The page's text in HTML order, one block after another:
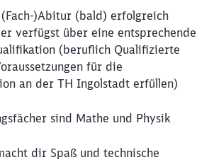
)Abitur (bald) erfolgreich
verfügst über eine entsprechende
(beruflich Qualifizierte
für die
an der TH Ingolstadt erfüllen)
sind Mathe und Physik
dir Spaß und technische